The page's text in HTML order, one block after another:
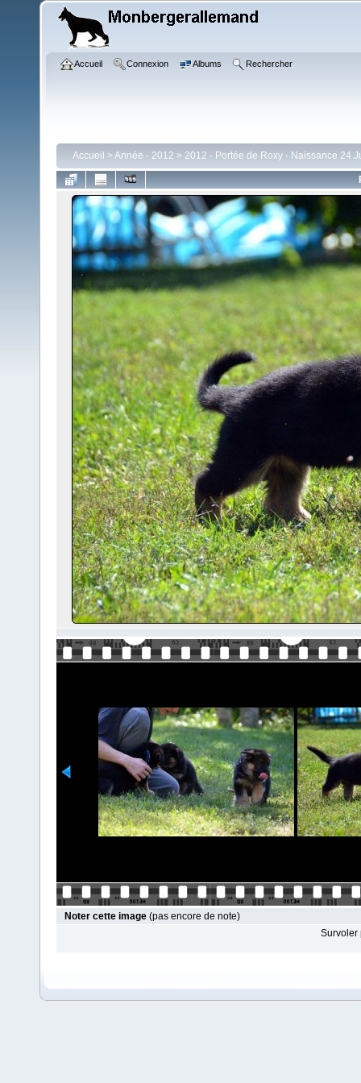
Accueil Connexion Albums Rechercher
Accueil >Année - 2012 > 2012 - Portée de Roxy - Naissance 24
Noter cette image (pas encore de note)
Survoler